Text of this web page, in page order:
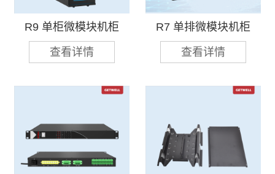
R9 单柜微模块机柜
查看详情
R7 单排微模块机柜
查看详情